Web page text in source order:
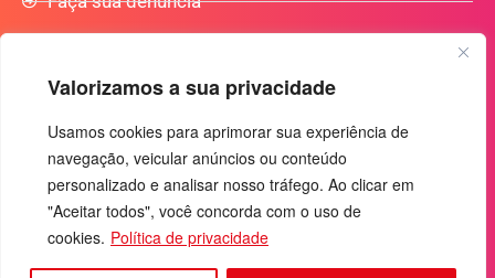
Valorizamos a sua privacidade
Usamos cookies para aprimorar sua experiência de
navegação, veicular anúncios ou conteúdo
personalizado e analisar nosso tráfego. Ao clicar em
"Aceitar todos", você concorda com o uso de
cookies. Política de privacidade
Anuncie Conosco
+55 (92) 3085-7464
comercialradio95.7fm@gmail.com
Av. Rio Madeira, 444 - Nossa Sra. das Graças